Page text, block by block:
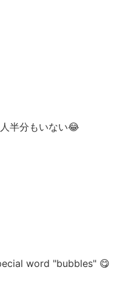
半分もいない😂
word "bubbles" 😋